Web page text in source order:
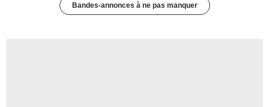
Bandes-annonces à ne pas manquer